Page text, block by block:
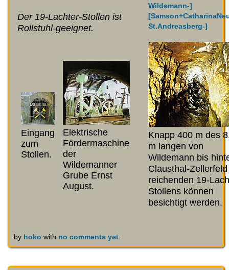
Der 19-Lachter-Stollen ist
Rollstuhl-geeignet.
Eingang
zum
Stollen.
Elektrische
Fördermaschine
der
Wildemanner
Grube Ernst
August.
Wildemann-]
St.Andreasberg-]
Knapp 400 m des
m langen von
Wildemann bis
Clausthal-Zellerfeld
reichenden 19-
Stollens können
besichtigt werden.
by hoko with no comments yet.